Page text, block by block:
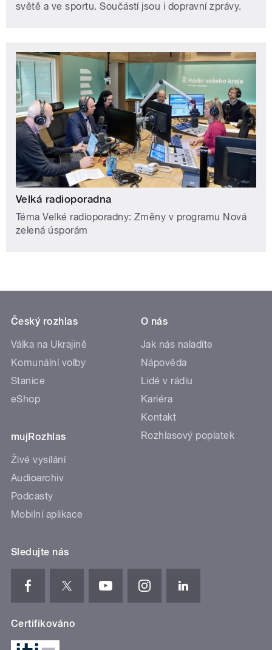
světě a ve sportu. Součástí jsou i dopravní zprávy.
Velká radioporadna
Téma Velké radioporadny: Změny v programu Nová
zelená úsporám
Český rozhlas
Válka na Ukrajině
Komunální volby
Stanice
eShop
mujRozhlas
Živé vysílání
Audioarchiv
Podcasty
Mobilní aplikace
O nás
Jak nás naladíte
Nápověda
Lidé v rádiu
Kariéra
Kontakt
Rozhlasový poplatek
Sledujte nás
Certifikováno